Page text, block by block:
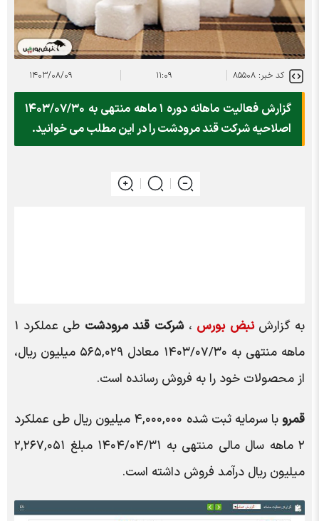
کد خبر: ۸۵۵۰۸ ۱۱:۰۹ ۱۴۰۳/۰۸/۰۹
گزارش فعالیت ماهانه دوره ۱ ماهه منتهی به ۱۴۰۳/۰۷/۳۰
اصلاحیه شرکت قند مرودشت را در این مطلب می خوانید.
به گزارشنبض بورس ،شرکت قند مرودشت
طی عملکرد ۱
ماهه منتهی به ۱۴۰۳/۰۷/۳۰ معادل ۵۶۵,۰۲۹ میلیون ریال،
از محصولات خود را به فروش رسانده است.
قمرو
با سرمایه ثبت شده ۴,۰۰۰,۰۰۰ میلیون ریال طی عملکرد
۲ ماهه سال مالی منتهی به ۱۴۰۴/۰۴/۳۱ مبلغ ۲,۲۶۷,۰۵۱
میلیون ریال درآمد فروش داشته است.